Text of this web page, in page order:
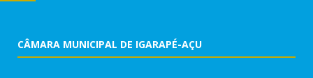
CÂMARA MUNICIPAL DE IGARAPÉ-AÇU